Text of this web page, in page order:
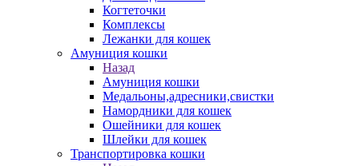
Когтеточки
Комплексы
Лежанки для кошек
Амуниция кошки
Назад
Амуниция кошки
Медальоны,адресники,свистки
Намордники для кошек
Ошейники для кошек
Шлейки для кошек
Транспортировка кошки